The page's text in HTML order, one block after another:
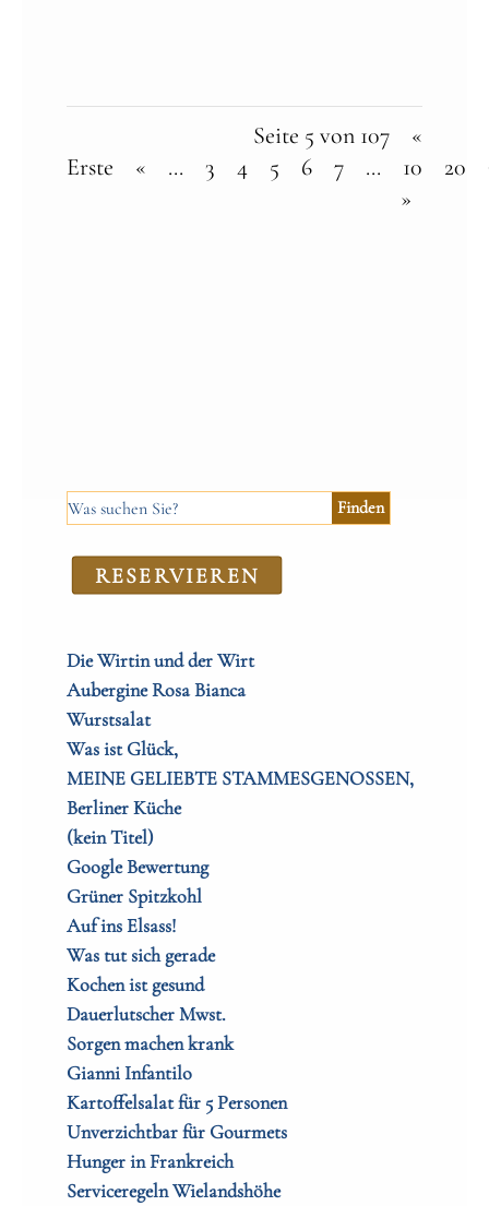
Seite 5 von 107
«
Erste
« ... 3 4 5 6 7 ... 10 20
»
RE­SER­VIEREN
Die Wirtin und der Wirt
Aubergine Rosa Bianca
Wurstsalat
Was ist Glück,
MEINE GELIEBTE STAMMESGENOSSEN,
Berliner Küche
(kein Titel)
Google Bewertung
Grüner Spitzkohl
Auf ins Elsass!
Was tut sich gerade
Kochen ist gesund
Dauerlutscher Mwst.
Sorgen machen krank
Gianni Infantilo
Kartoffelsalat für 5 Personen
Unverzichtbar für Gourmets
Hunger in Frankreich
Serviceregeln Wielandshöhe